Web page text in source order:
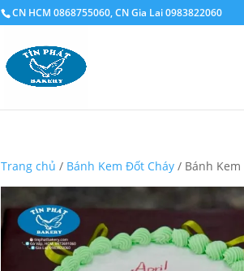
CN HCM 0868755060, CN Gia Lai 0983822060
Trang chủ / Bánh Kem Đốt Cháy / Bánh Kem